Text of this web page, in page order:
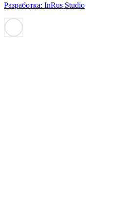
Разработка: InRus Studio